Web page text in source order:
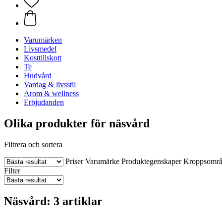
Varumärken
Livsmedel
Kosttillskott
Te
Hudvård
Vardag & livsstil
Arom & wellness
Erbjudanden
Olika produkter för näsvård
Filtrera och sortera
Priser Varumärke Produktegenskaper
Filter
Näsvård: 3 artiklar